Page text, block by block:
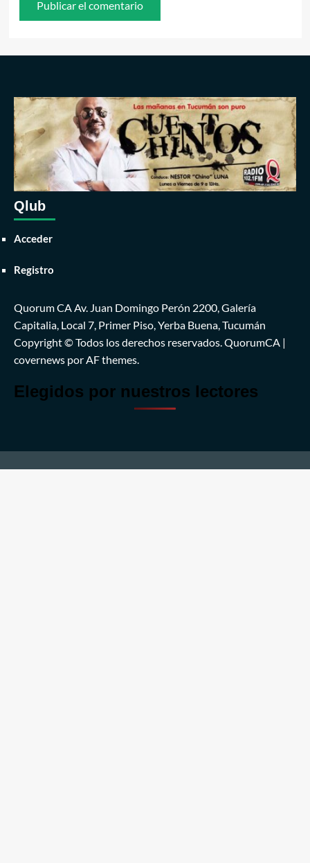
Qlub
Acceder
Registro
Quorum CA Av. Juan Domingo Perón 2200, Galería
Capitalia, Local 7, Primer Piso, Yerba Buena, Tucumán
Copyright © Todos los derechos reservados. QuorumCA |
covernews por AF themes.
Elegidos por nuestros lectores